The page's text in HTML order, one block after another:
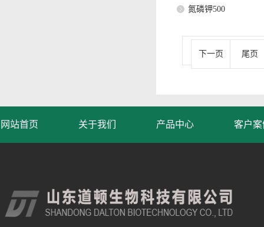
氮磷钾500
下一页 尾页
网站首页 关于我们 产品中心 客户案